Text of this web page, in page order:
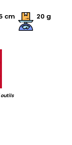
cm 20 g
outils